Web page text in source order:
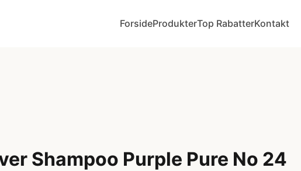
ForsideProdukterTop RabatterKontakt
Shampoo Purple Pure No 24